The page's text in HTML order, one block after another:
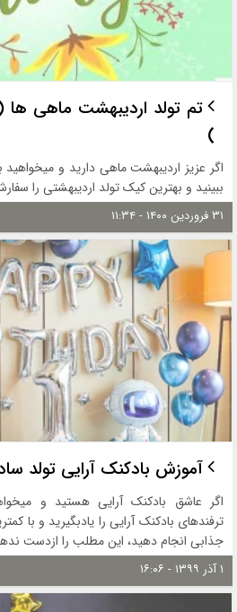
تم تولد اردیبهشت ماهی ها
)
اگر عزیز اردیبهشت ماهی دارید و میخواهید
ببینید و بهترین کیک تولد اردیبهشتی را
۳۱ فروردین ۱۴۰۰ - ۱۱:۳۴
آموزش بادکنک آرایی تولد
اگر عاشق بادکنک آرایی هستید و
ترفندهای بادکنک آرایی را یادبگیرید و با
جذابی انجام دهید، این مطلب را ازدست
۱ آذر ۱۳۹۹ - ۱۶:۰۶